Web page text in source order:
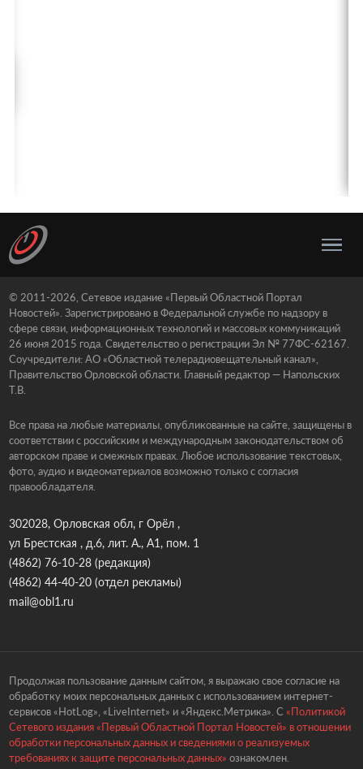
© 2011-2026, Сетевое издание «Первый Областной Портал
Новостей». Зарегистрировано в Федеральной службе по надзору в
сфере связи, информационных технологий и массовых коммуникаций
26 июня 2015 года. Свидетельство о регистрации Эл № 77ФС-62167.
Соучредители: АО «Областной телерадиовещательный канал»,
Правительство Орловской области. Главный редактор — Напольских
Т.В.
Все права на любые материалы, опубликованные на сайте, защищены в
соответствии с российским и международным законодательством об
авторском праве и смежных правах. Любое использование текстовых,
фото, аудио и видеоматериалов возможно только с согласия
правообладателя.
302028, Орловская обл, г Орёл ,
ул Брестская , д.6, лит. А., А1, пом. 1
(4862) 76-10-28(редакция)
(4862) 44-40-20(отдел рекламы)
mail@obl1.ru
Продолжая пользование данным сайтом, я выражаю свое согласие на
обработку моих персональных данных с использованием интернет-
сервисов «HotLog», «LiveInternet» и «Яндекс.Метрика». С «Политикой
Сетевого издания «Первый Областной Портал Новостей» в отношении
обработки персональных данных и сведениями о реализуемых
требованиях к защите персональных данных» ознакомлен.